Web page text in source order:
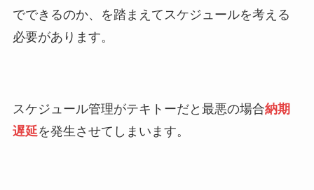
でできるのか、を踏まえてスケジュールを考える
必要があります。
スケジュール管理がテキトーだと最悪の場合納期
遅延を発生させてしまいます。